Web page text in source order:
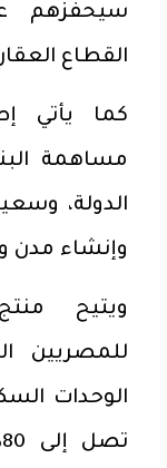
سيحفزهم
القطاع
كما يأتي
مساهمة
الدولة،
وإنشاء مدن
ويتيح
للمصريين
الوحدات